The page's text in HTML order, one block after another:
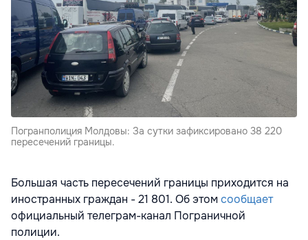
Погранполиция Молдовы: За сутки зафиксировано 38 220
пересечений границы.
Большая часть пересечений границы приходится на
иностранных граждан - 21 801. Об этомсообщает
официальный телеграм-канал Пограничной
полиции.